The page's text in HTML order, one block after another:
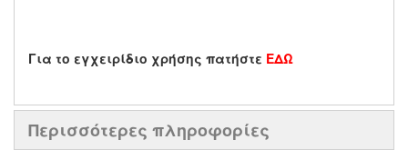
Για το εγχειρίδιο χρήσης πατήστε ΕΔΩ
Περισσότερες πληροφορίες